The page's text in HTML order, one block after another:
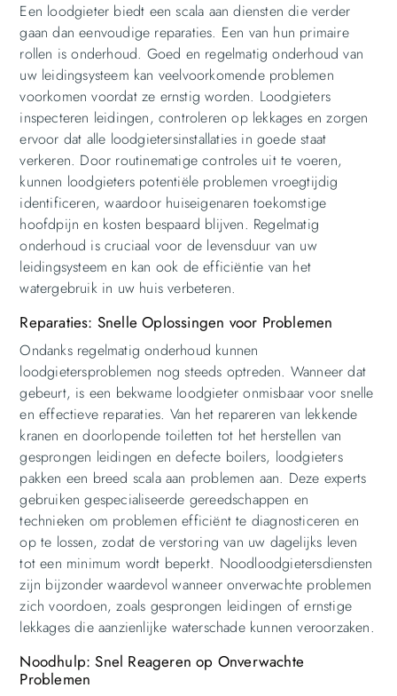
Een loodgieter biedt een scala aan diensten die verder
gaan dan eenvoudige reparaties. Een van hun primaire
rollen is onderhoud. Goed en regelmatig onderhoud van
uw leidingsysteem kan veelvoorkomende problemen
voorkomen voordat ze ernstig worden. Loodgieters
inspecteren leidingen, controleren op lekkages en zorgen
ervoor dat alle loodgietersinstallaties in goede staat
verkeren. Door routinematige controles uit te voeren,
kunnen loodgieters potentiële problemen vroegtijdig
identificeren, waardoor huiseigenaren toekomstige
hoofdpijn en kosten bespaard blijven. Regelmatig
onderhoud is cruciaal voor de levensduur van uw
leidingsysteem en kan ook de efficiëntie van het
watergebruik in uw huis verbeteren.
Reparaties: Snelle Oplossingen voor Problemen
Ondanks regelmatig onderhoud kunnen
loodgietersproblemen nog steeds optreden. Wanneer dat
gebeurt, is een bekwame loodgieter onmisbaar voor snelle
en effectieve reparaties. Van het repareren van lekkende
kranen en doorlopende toiletten tot het herstellen van
gesprongen leidingen en defecte boilers, loodgieters
pakken een breed scala aan problemen aan. Deze experts
gebruiken gespecialiseerde gereedschappen en
technieken om problemen efficiënt te diagnosticeren en
op te lossen, zodat de verstoring van uw dagelijks leven
tot een minimum wordt beperkt. Noodloodgietersdiensten
zijn bijzonder waardevol wanneer onverwachte problemen
zich voordoen, zoals gesprongen leidingen of ernstige
lekkages die aanzienlijke waterschade kunnen veroorzaken.
Noodhulp: Snel Reageren op Onverwachte
Problemen